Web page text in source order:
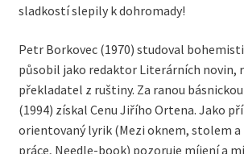
sladkostí slepily k dohromady!
Petr Borkovec (1970) studoval
působil jako redaktor Literárních novin,
překladatel z ruštiny. Za ranou
(1994) získal Cenu Jiřího Ortena. Jako
orientovaný lyrik (Mezi oknem, stolem
práce, Needle-book) pozoruje míjení a